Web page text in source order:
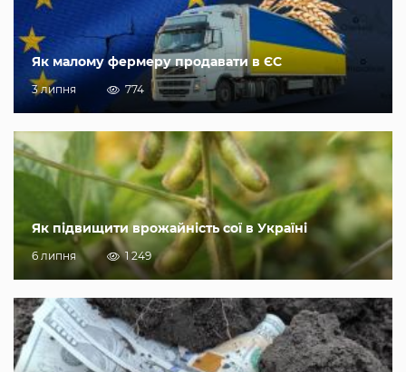
Як малому фермеру продавати в ЄС
3 липня 774
Як підвищити врожайність сої в Україні
6 липня 1 249